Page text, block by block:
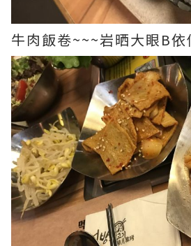
牛肉飯卷~~~岩晒大眼B依